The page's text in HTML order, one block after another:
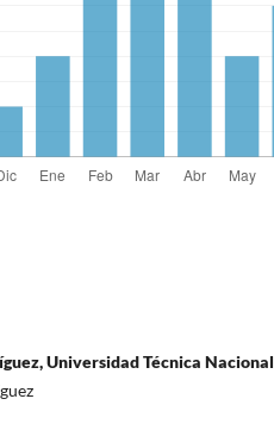
Universidad Técnica Nacional